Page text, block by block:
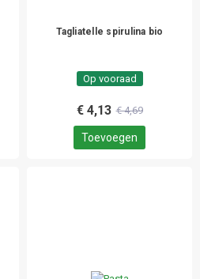
Tagliatelle spirulina bio
Op vooraad
€ 4,13 € 4,69
Toevoegen